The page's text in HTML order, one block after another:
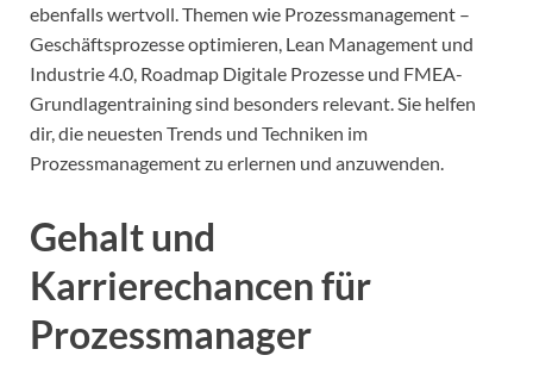
ebenfalls wertvoll. Themen wie Prozessmanagement –
Geschäftsprozesse optimieren, Lean Management und
Industrie 4.0, Roadmap Digitale Prozesse und FMEA-
Grundlagentraining sind besonders relevant. Sie helfen
dir, die neuesten Trends und Techniken im
Prozessmanagement zu erlernen und anzuwenden.
Gehalt und
Karrierechancen für
Prozessmanager